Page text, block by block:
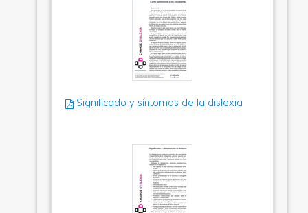
Significado y síntomas de la dislexia